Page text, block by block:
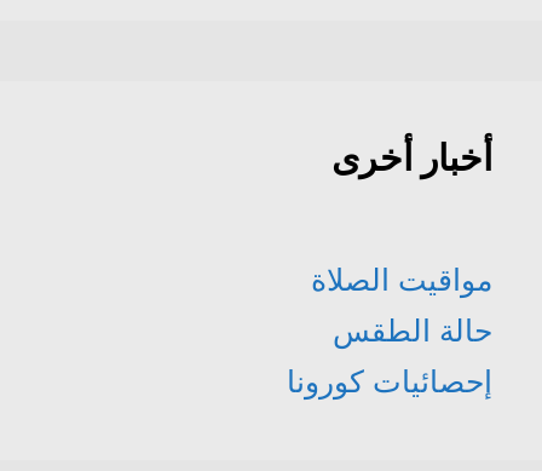
أخبار أخرى
مواقيت الصلاة
حالة الطقس
إحصائيات كورونا